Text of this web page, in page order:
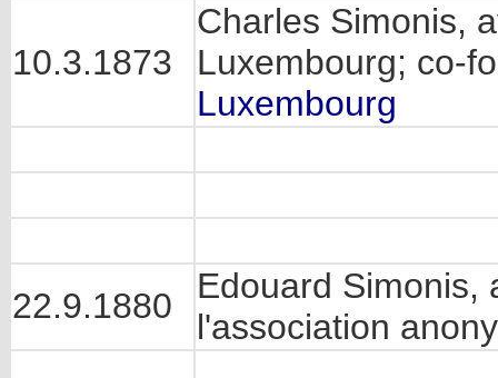
10.3.1873
Charles Simonis,
Luxembourg; co-
Luxembourg
22.9.1880
Edouard Simonis,
l'association